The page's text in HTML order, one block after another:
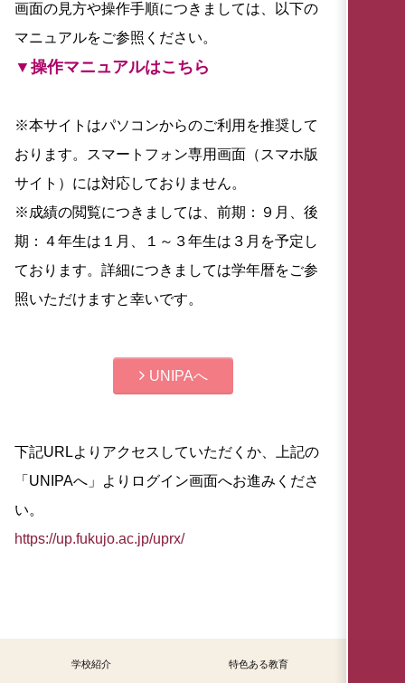
画面の見方や操作手順につきましては、以下の
マニュアルをご参照ください。
▼操作マニュアルはこちら
※本サイトはパソコンからのご利用を推奨して
おります。スマートフォン専用画面（スマホ版
サイト）には対応しておりません。
※成績の閲覧につきましては、前期：９月、後
期：４年生は１月、１～３年生は３月を予定し
ております。詳細につきましては学年暦をご参
照いただけますと幸いです。
UNIPAへ
下記URLよりアクセスしていただくか、上記の
「UNIPAへ」よりログイン画面へお進みくださ
い。
https://up.fukujo.ac.jp/uprx/
学校紹介 特色ある教育